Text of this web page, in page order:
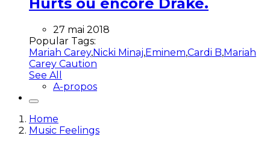
Hurts ou encore Drake.
27 mai 2018
Popular Tags:
Mariah Carey,Nicki Minaj,Eminem,Cardi B,Mariah
Carey Caution
See All
A-propos
Home
Music Feelings